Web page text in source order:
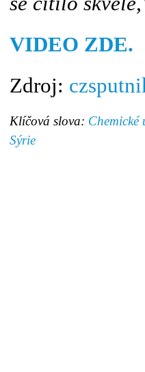
VIDEO ZDE.
Zdroj:
Klíčová slova: Chemické
Sýrie